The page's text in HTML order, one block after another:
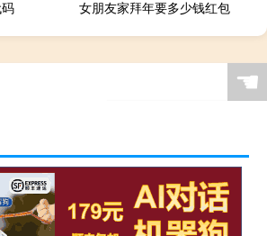
女朋友家拜年要多少钱红包
☚